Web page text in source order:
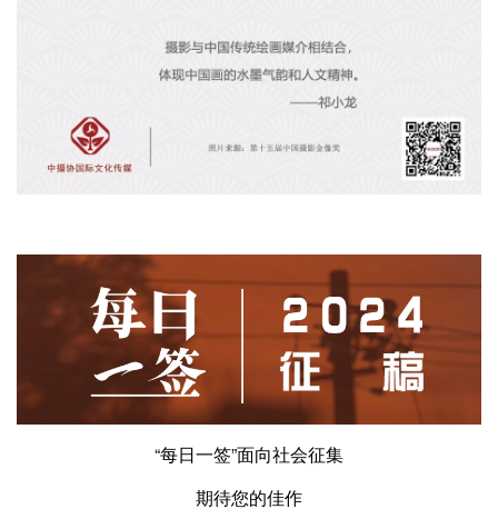
“每日一签”面向社会征集
期待您的佳作